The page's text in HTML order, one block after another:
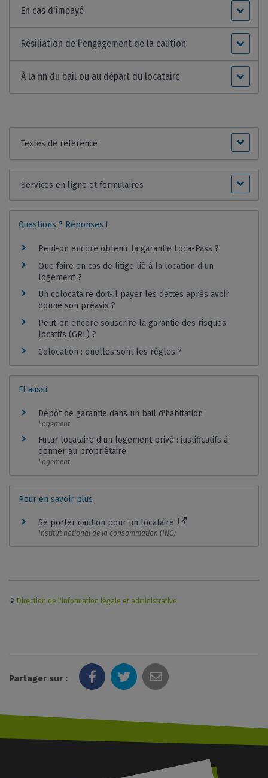
En cas d'impayé
Résiliation de l'engagement de la caution
À la fin du bail ou au départ du locataire
Textes de référence
Services en ligne et formulaires
Questions ? Réponses !
Peut-on encore obtenir la garantie Loca-Pass ?
Que faire en cas de litige lié à la location d'un
logement ?
Un colocataire doit-il payer les dettes après avoir
donné son préavis ?
Peut-on encore souscrire la garantie des risques
locatifs (GRL) ?
Colocation : quelles sont les règles ?
Et aussi
Dépôt de garantie dans un bail d'habitation
Logement
Futur locataire d'un logement privé : justificatifs à
donner au propriétaire
Logement
Pour en savoir plus
Se porter caution pour un locataire
Institut national de la consommation (INC)
© Direction de l'information légale et administrative
Partager sur :